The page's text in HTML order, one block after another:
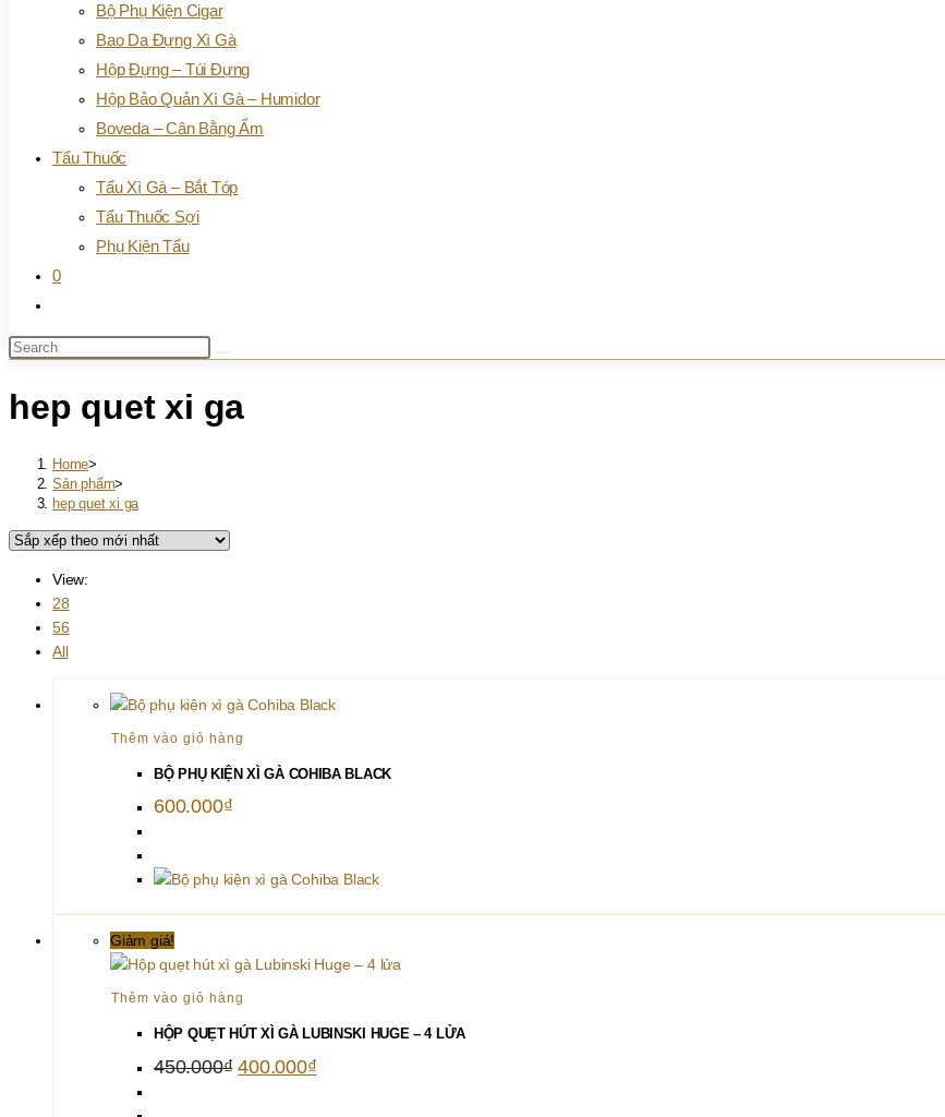
Bộ Phụ Kiện Cigar
Bao Da Đựng Xì Gà
Hộp Đựng – Túi Đựng
Hộp Bảo Quản Xì Gà – Humidor
Boveda – Cân Bằng Ẩm
Tẩu Thuốc
Tẩu Xì Gà – Bắt Tóp
Tẩu Thuốc Sợi
Phụ Kiện Tẩu
0
website
search
Search
website
hep quet xi ga
Home>
Sản phẩm>
hep quet xi ga
View:
28
56
All
Thêm vào giỏ hàng
BỘ PHỤ KIỆN XÌ GÀ COHIBA BLACK
600.000₫
Giảm giá!
Thêm vào giỏ hàng
HỘP QUẸT HÚT XÌ GÀ LUBINSKI HUGE – 4 LỬA
450.000₫ Giá
400.000₫Giá